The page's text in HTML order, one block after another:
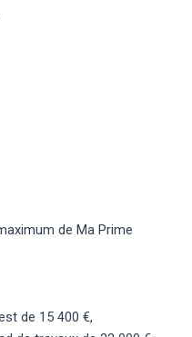
de Ma Prime
de 15 400 €,